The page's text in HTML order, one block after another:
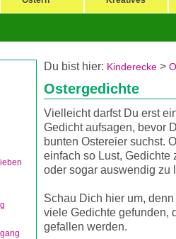
Du bist hier: Kinderecke >
Ostergedichte
Vielleicht darfst Du erst
Gedicht aufsagen, bevor
bunten Ostereier suchst.
einfach so Lust, Gedichte
oder sogar auswendig zu
Schau Dich hier um,
viele Gedichte gefunden,
gefallen werden.